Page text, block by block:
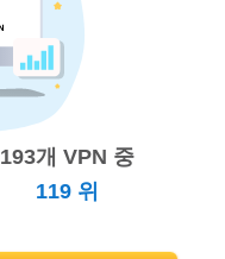
193개 VPN 중
119 위